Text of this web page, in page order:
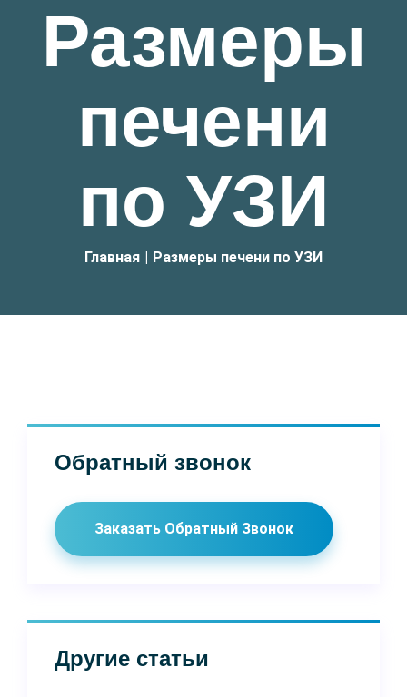
Размеры
печени
по УЗИ
Главная | Размеры печени по УЗИ
Обратный звонок
Заказать Обратный Звонок
Другие статьи